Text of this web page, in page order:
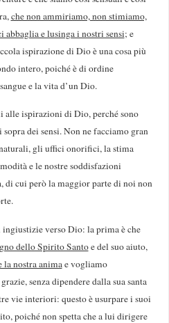
che non ammiriamo, non stimiamo,
abbaglia e lusinga i nostri sensi; e
ispirazione di Dio è una cosa più
intero, poiché è di ordine
e la vita d’un Dio.
alle ispirazioni di Dio, perché sono
dei sensi. Non ne facciamo gran
gli uffici onorifici, la stima
e le nostre soddisfazioni
di cui però la maggior parte di noi non
verso Dio: la prima è che
dello Spirito Santoe del suo aiuto,
nostra anima e vogliamo
senza dipendere dalla sua santa
vie interiori: questo è usurpare i suoi
poiché non spetta che a lui dirigere